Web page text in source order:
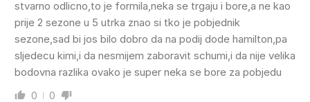
stvarno odlicno,to je formila,neka se trgaju i bore,a ne kao
prije 2 sezone u 5 utrka znao si tko je pobjednik
sezone,sad bi jos bilo dobro da na podij dode hamilton,pa
sljedecu kimi,i da nesmijem zaboravit schumi,i da nije velika
bodovna razlika ovako je super neka se bore za pobjedu
0 0